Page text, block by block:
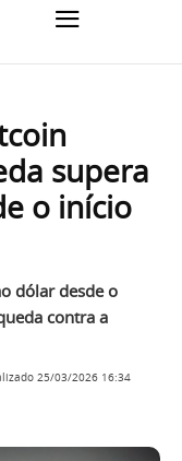
supera
o início
dólar desde o
contra a
25/03/2026 16:34